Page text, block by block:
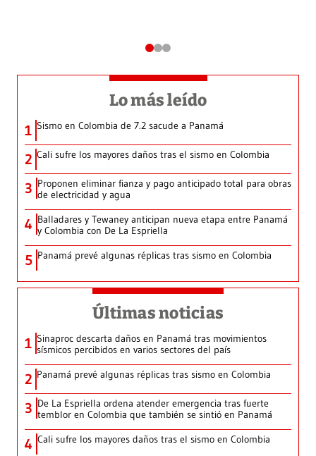
Lo más leído
1 Sismo en Colombia de 7.2 sacude a Panamá
2 Cali sufre los mayores daños tras el sismo en Colombia
3 Proponen eliminar fianza y pago anticipado total para obras
de electricidad y agua
4 Balladares y Tewaney anticipan nueva etapa entre Panamá
y Colombia con De La Espriella
5 Panamá prevé algunas réplicas tras sismo en Colombia
Últimas noticias
1 Sinaproc descarta daños en Panamá tras movimientos
sísmicos percibidos en varios sectores del país
2 Panamá prevé algunas réplicas tras sismo en Colombia
3 De La Espriella ordena atender emergencia tras fuerte
temblor en Colombia que también se sintió en Panamá
4 Cali sufre los mayores daños tras el sismo en Colombia